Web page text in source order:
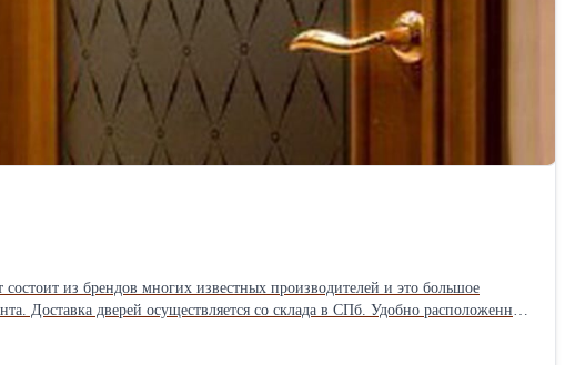
из брендов многих известных производителей и это большое
осуществляется со склада в СПб. Удобно расположенный
Договор аренды заключен на 11 месяцев с пролонгацией.
с удалённым доступом. Салон полностью оборудован.